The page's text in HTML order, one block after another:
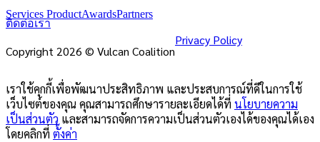
Services ProductAwardsPartners
ติดต่อเรา
Copyright 2026 © Vulcan Coalition
Privacy Policy
เราใช้คุกกี้เพื่อพัฒนาประสิทธิภาพ และประสบการณ์ที่ดีในการใช้
เว็บไซต์ของคุณ คุณสามารถศึกษารายละเอียดได้ที่ นโยบายความ
เป็นส่วนตัว และสามารถจัดการความเป็นส่วนตัวเองได้ของคุณได้เอง
โดยคลิกที่ ตั้งค่า